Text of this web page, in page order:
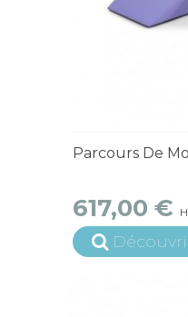
Parcours De
617,00 €